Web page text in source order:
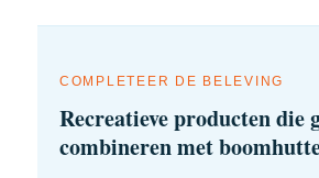
COMPLETEER DE BELEVING
Recreatieve producten die
combineren met